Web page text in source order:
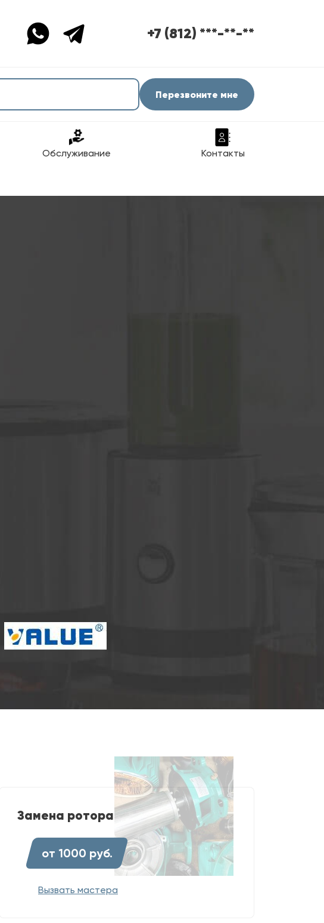
+7 (812) ***-**-**
Перезвоните мне
Обслуживание Контакты
Замена ротора
от 1000 руб.
Вызвать мастера